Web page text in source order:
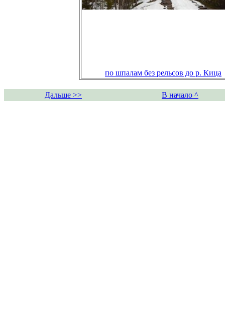
по шпалам без рельсов до р. Кица
Дальше >> В начало ^